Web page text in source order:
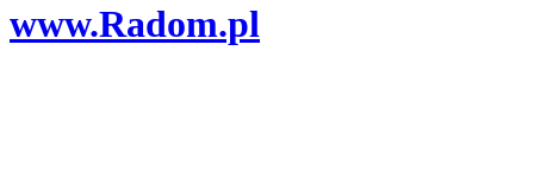
www.Radom.pl